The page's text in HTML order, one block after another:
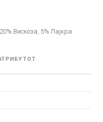
Вискоза, 5% Лајкра